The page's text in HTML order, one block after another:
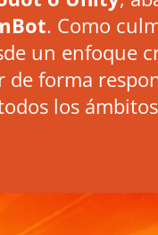
. Como
un enfoque
forma
los ámbitos